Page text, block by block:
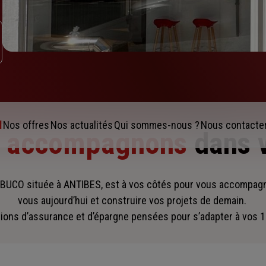
Nos offresNos actualitésQui sommes-nous ?Nous
dans
située à ANTIBES, est à vos côtés pour vous
vous aujourd’hui et construire vos projets de demain.
d’assurance et d’épargne pensées pour s’adapter à vos